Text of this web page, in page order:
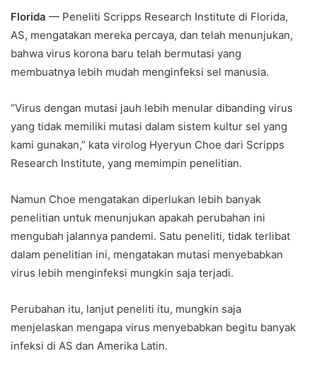
Florida — Peneliti Scripps Research Institute di Florida,
AS, mengatakan mereka percaya, dan telah menunjukan,
bahwa virus korona baru telah bermutasi yang
membuatnya lebih mudah menginfeksi sel manusia.
“Virus dengan mutasi jauh lebih menular dibanding virus
yang tidak memiliki mutasi dalam sistem kultur sel yang
kami gunakan,” kata virolog Hyeryun Choe dari Scripps
Research Institute, yang memimpin penelitian.
Namun Choe mengatakan diperlukan lebih banyak
penelitian untuk menunjukan apakah perubahan ini
mengubah jalannya pandemi. Satu peneliti, tidak terlibat
dalam penelitian ini, mengatakan mutasi menyebabkan
virus lebih menginfeksi mungkin saja terjadi.
Perubahan itu, lanjut peneliti itu, mungkin saja
menjelaskan mengapa virus menyebabkan begitu banyak
infeksi di AS dan Amerika Latin.